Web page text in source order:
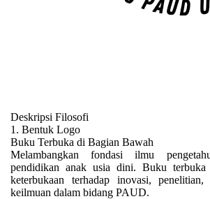
Deskripsi Filosofi
1. Bentuk Logo
Buku Terbuka di Bagian Bawah
Melambangkan fondasi ilmu
pendidikan anak usia dini. Buku terbuka
keterbukaan terhadap inovasi, penelitian,
keilmuan dalam bidang PAUD.